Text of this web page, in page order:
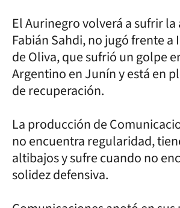
El Aurinegro volverá a sufrir la
Fabián Sahdi, no jugó frente
de Oliva, que sufrió un golpe
Argentino en Junín y está en
de recuperación.
La producción de
no encuentra regularidad,
altibajos y sufre cuando no
solidez defensiva.